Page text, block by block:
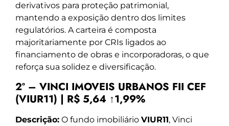
derivativos para proteção patrimonial,
mantendo a exposição dentro dos limites
regulatórios. A carteira é composta
majoritariamente por CRIs ligados ao
financiamento de obras e incorporadoras, o que
reforça sua solidez e diversificação.
2º – VINCI IMOVEIS URBANOS FII CEF
(VIUR11) | R$ 5,64 ↑1,99%
Descrição: O fundo imobiliário VIUR11, Vinci